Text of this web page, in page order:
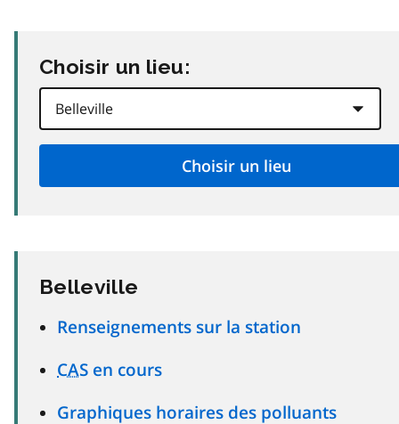
Choisir un lieu:
Belleville
Renseignements sur la station
CAS en cours
Graphiques horaires des polluants